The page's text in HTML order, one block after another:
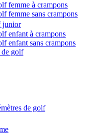
femme à crampons
femme sans crampons
junior
enfant à crampons
enfant sans crampons
de golf
de golf